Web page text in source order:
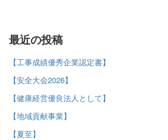
最近の投稿
【工事成績優秀企業認定書】
【安全大会2026】
【健康経営優良法人として】
【地域貢献事業】
【夏至】